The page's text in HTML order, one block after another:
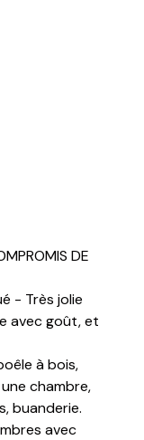
DE
- Très jolie
avec goût, et
à bois,
chambre,
buanderie.
avec